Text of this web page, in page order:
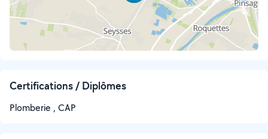
Certifications / Diplômes
Plomberie , CAP